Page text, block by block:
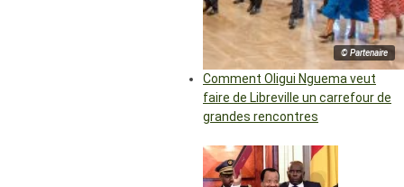
© Partenaire
Comment Oligui Nguema veut
faire de Libreville un carrefour de
grandes rencontres